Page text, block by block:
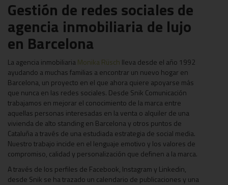
Gestión de redes sociales de
agencia inmobiliaria de lujo
en Barcelona
La agencia inmobiliariaMonika Rüsch lleva desde el año 1992
ayudando a muchas familias a encontrar un nuevo hogar en
Barcelona, un proyecto en el que ahora quiere apoyarse más
que nunca en las redes sociales. Desde Snik Comunicación
trabajamos en mejorar el conocimiento de la marca entre
aquellas personas interesadas en la venta o alquiler de una
vivienda de alto standing en Barcelona y otros puntos de
Cataluña a través de una estudiada estrategia de social media.
Nuestro trabajo incide en el lenguaje emotivo y los valores de
compromiso, calidad y personalización que definen a la marca.
A través de los perfiles de Facebook, Instagram y Linkedin,
desde Snik se ha trazado un calendario de publicaciones y una